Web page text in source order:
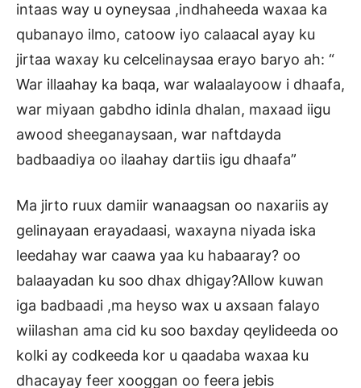
intaas way u oyneysaa ,indhaheeda waxaa ka
qubanayo ilmo, catoow iyo calaacal ayay ku
jirtaa waxay ku celcelinaysaa erayo baryo ah: “
War illaahay ka baqa, war walaalayoow i dhaafa,
war miyaan gabdho idinla dhalan, maxaad iigu
awood sheeganaysaan, war naftdayda
badbaadiya oo ilaahay dartiis igu dhaafa”
Ma jirto ruux damiir wanaagsan oo naxariis ay
gelinayaan erayadaasi, waxayna niyada iska
leedahay war caawa yaa ku habaaray? oo
balaayadan ku soo dhax dhigay?Allow kuwan
iga badbaadi ,ma heyso wax u axsaan falayo
wiilashan ama cid ku soo baxday qeylideeda oo
kolki ay codkeeda kor u qaadaba waxaa ku
dhacayay feer xooggan oo feera jebis